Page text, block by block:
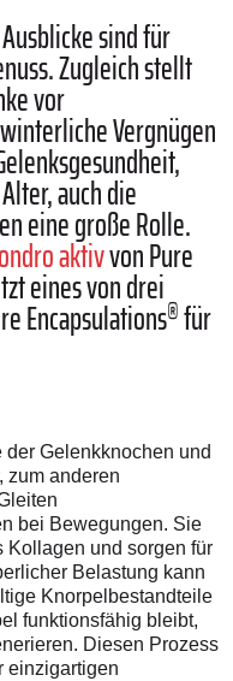
sind für
Zugleich stellt
vor
Vergnügen
auch die
eine große Rolle.
aktivvon Pure
eines von drei
Encapsulations®für
Gelenkknochen und
zum anderen
bei Bewegungen. Sie
Kollagen und sorgen für
Belastung kann
Knorpelbestandteile
funktionsfähig bleibt,
Diesen Prozess
einzigartigen